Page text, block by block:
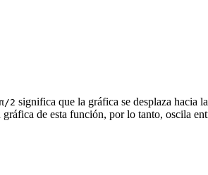
2 significa que la gráfica se desplaza hacia la
de esta función, por lo tanto, oscila